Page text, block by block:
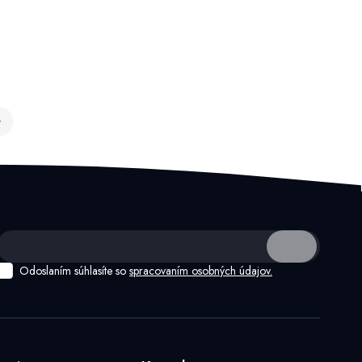
Odoslaním súhlasíte so spracovaním osobných údajov.